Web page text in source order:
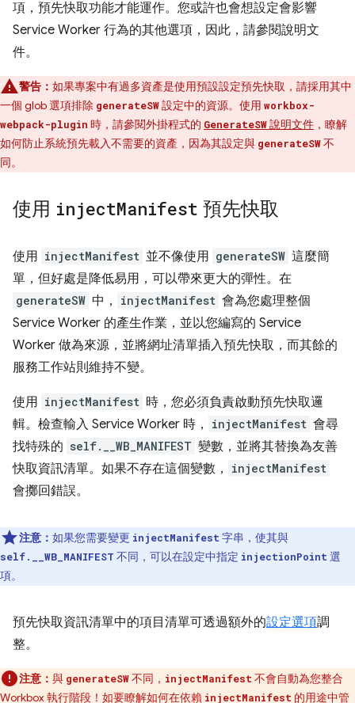
項，預先快取功能才能運作。您或許也會想設定會影響
Service Worker 行為的其他選項，因此，請參閱說明文
件。
警告： 如果專案中有過多資產是使用預設設定預先快取，請採用其中
一個 glob 選項排除 generateSW設定中的資源。使用 workbox-
webpack-plugin 時，請參閱外掛程式的 GenerateSW說明文件 ，瞭解
如何防止系統預先載入不需要的資產，因為其設定與 generateSW不
同。
使用 injectManifest 預先快取
使用 injectManifest 並不像使用 generateSW 這麼簡
單，但好處是降低易用，可以帶來更大的彈性。在
generateSW 中， injectManifest 會為您處理整個
Service Worker 的產生作業，並以您編寫的 Service
Worker 做為來源，並將網址清單插入預先快取，而其餘的
服務工作站則維持不變。
使用 injectManifest 時，您必須負責啟動預先快取邏
輯。檢查輸入 Service Worker 時，
injectManifest 會尋
找特殊的 self.__WB_MANIFEST 變數，並將其替換為友善
快取資訊清單。如果不存在這個變數，
injectManifest
會擲回錯誤。
注意： 如果您需要變更 injectManifest 字串，使其與
self.__WB_MANIFEST 不同，可以在設定中指定 injectionPoint 選
項。
預先快取資訊清單中的項目清單可透過額外的設定選項調
整。
注意： 與 generateSW不同， injectManifest 不會自動為您整合
Workbox 執行階段！如要瞭解如何在依賴 injectManifest 的用途中管